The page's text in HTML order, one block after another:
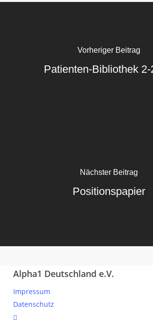
Vorheriger Beitrag
Patienten-Bibliothek
Nächster Beitrag
Positionspapier
Alpha1 Deutschland e.V.
Impressum
Datenschutz
linkedin